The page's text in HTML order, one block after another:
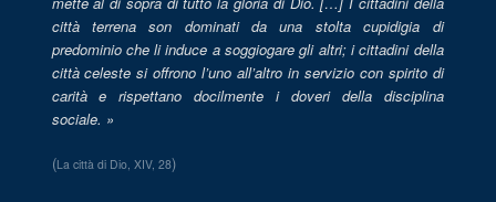
città terrena son dominati da una stolta cupidigia di
predominio che li induce a soggiogare gli altri; i cittadini della
città celeste si offrono l’uno all’altro in servizio con spirito di
carità e rispettano docilmente i doveri della disciplina
sociale. »
(La città di Dio, XIV, 28)